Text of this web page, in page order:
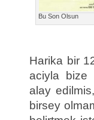
Bu Son Olsun
Harika bir
aciyla bize
alay
birsey